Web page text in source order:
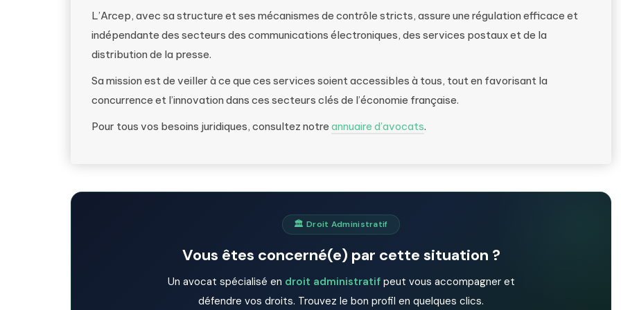
L’Arcep, avec sa structure et ses mécanismes de contrôle stricts, assure une régulation efficace et
indépendante des secteurs des communications électroniques, des services postaux et de la
distribution de la presse.
Sa mission est de veiller à ce que ces services soient accessibles à tous, tout en favorisant la
concurrence et l’innovation dans ces secteurs clés de l’économie française.
Pour tous vos besoins juridiques, consultez notre annuaire d’avocats.
🏛️ Droit Administratif
Vous êtes concerné(e) par cette situation ?
Un avocat spécialisé en droit administratifpeut vous accompagner et
défendre vos droits. Trouvez le bon profil en quelques clics.